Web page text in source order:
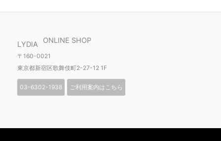
LYDIA ONLINE SHOP
〒160-0021
東京都新宿区歌舞伎町2-27-12 1F
03-6302-1938 ご利用案内はこちら